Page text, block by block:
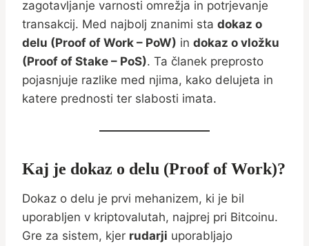
zagotavljanje varnosti omrežja in potrjevanje
transakcij. Med najbolj znanimi sta dokaz o
delu (Proof of Work – PoW) in dokaz o vložku
(Proof of Stake – PoS). Ta članek preprosto
pojasnjuje razlike med njima, kako delujeta in
katere prednosti ter slabosti imata.
Kaj je dokaz o delu (Proof of Work)?
Dokaz o delu je prvi mehanizem, ki je bil
uporabljen v kriptovalutah, najprej pri Bitcoinu.
Gre za sistem, kjer rudarji uporabljajo